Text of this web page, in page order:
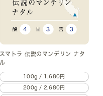
スマトラ 伝説のマンデリン ナタ
ル
100g / 1,680円
200g / 2,680円